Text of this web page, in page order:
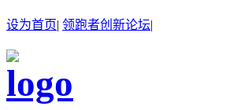
设为首页| 领跑者创新论坛|